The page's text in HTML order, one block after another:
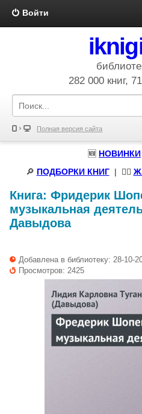
Войти
282 000 книг,
Полная версия сайта
🆕 НОВИНКИ
🔎 ПОДБОРКИ КНИГ| 🧝‍♀️
Книга: Фридерик
музыкальная
Давыдова
Добавлена в библиотеку: 28-10-
Просмотров: 2425